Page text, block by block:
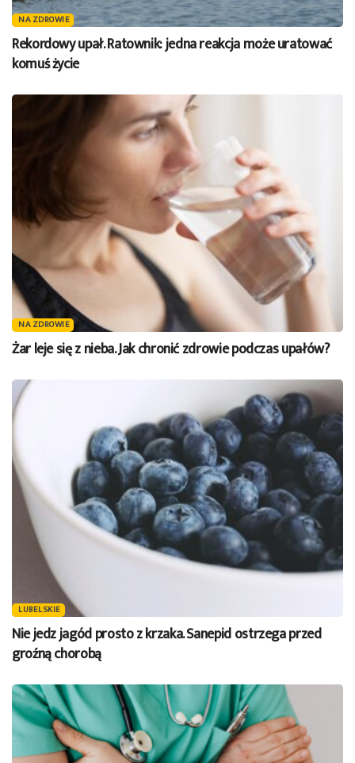
NA ZDROWIE
Rekordowy upał. Ratownik: jedna reakcja może uratować
komuś życie
NA ZDROWIE
Żar leje się z nieba. Jak chronić zdrowie podczas upałów?
LUBELSKIE
Nie jedz jagód prosto z krzaka. Sanepid ostrzega przed
groźną chorobą